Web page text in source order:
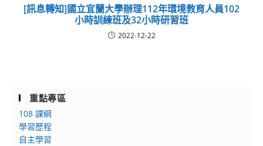
[訊息轉知]國立宜蘭大學辦理112年環境教育人員102
小時訓練班及32小時研習班
2022-12-22
重點專區
108 課綱
學習歷程
自主學習